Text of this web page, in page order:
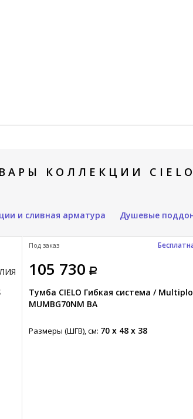
КОЛЛЕКЦИИ CIELO
и сливная арматура Душевые
105 730
Тумба CIELO Гибкая система / Multiplo
MUMBG70NM BA
Размеры (ШГВ), см: 70 x 48 x 38
Под заказ